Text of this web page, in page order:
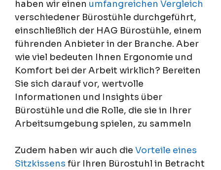
haben wir einen umfangreichen Vergleich
verschiedener Bürostühle durchgeführt,
einschließlich der HAG Bürostühle, einem
führenden Anbieter in der Branche. Aber
wie viel bedeuten Ihnen Ergonomie und
Komfort bei der Arbeit wirklich? Bereiten
Sie sich darauf vor, wertvolle
Informationen und Insights über
Bürostühle und die Rolle, die sie in Ihrer
Arbeitsumgebung spielen, zu sammeln
Zudem haben wir auch die Vorteile eines
Sitzkissens für Ihren Bürostuhl in Betracht